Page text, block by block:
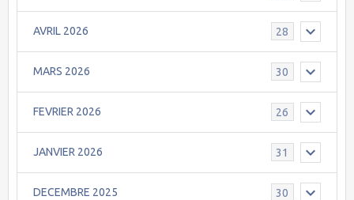
AVRIL 2026 28
MARS 2026 30
FEVRIER 2026 26
JANVIER 2026 31
DECEMBRE 2025 30